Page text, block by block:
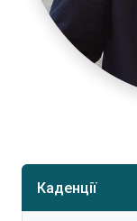
Каденції